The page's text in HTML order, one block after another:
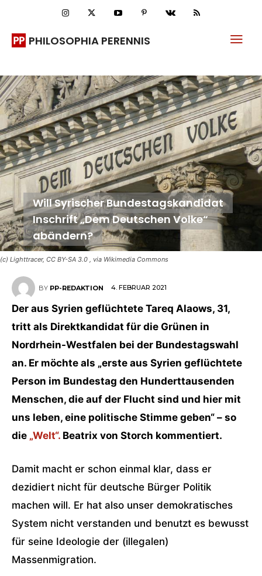
PHILOSOPHIA PERENNIS
(c) Lighttracer, CC BY-SA 3.0 , via Wikimedia Commons
Will Syrischer Bundestagskandidat
Inschrift „Dem Deutschen Volke“
abändern?
BY PP-REDAKTION 4. FEBRUAR 2021
Der aus Syrien geflüchtete Tareq Alaows, 31,
tritt als Direktkandidat für die Grünen in
Nordrhein-Westfalen bei der Bundestagswahl
an. Er möchte als „erste aus Syrien geflüchtete
Person im Bundestag den Hunderttausenden
Menschen, die auf der Flucht sind und hier mit
uns leben, eine politische Stimme geben“ – so
die „Welt“. Beatrix von Storch kommentiert.
Damit macht er schon einmal klar, dass er
dezidiert nicht für deutsche Bürger Politik
machen will. Er hat also unser demokratisches
System nicht verstanden und benutzt es bewusst
für seine Ideologie der (illegalen)
Massenmigration.